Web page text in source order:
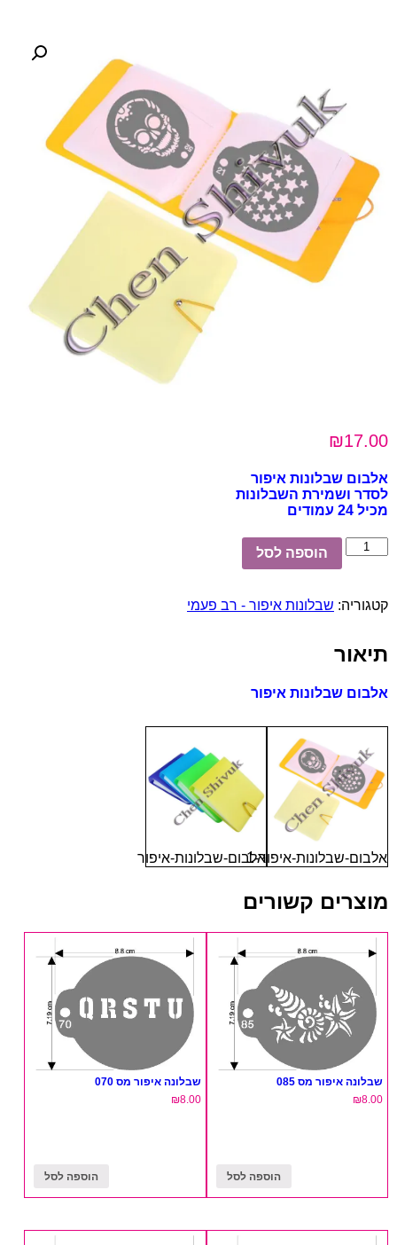
₪17.00
אלבום שבלונות איפור
לסדר ושמירת השבלונות
מכיל 24 עמודים
כמות
של
איפור
הוספה לסל
קטגוריה: שבלונות איפור - רב פעמי
תיאור
אלבום שבלונות איפור
אלבום-שבלונות-איפור-1אלבום-שבלונות-איפור
מוצרים קשורים
שבלונה איפור מס 085
₪8.00
הוספה לסל
שבלונה איפור מס 070
₪8.00
הוספה לסל